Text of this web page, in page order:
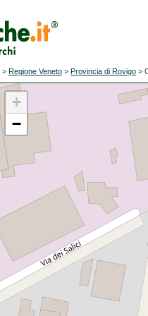
> Regione Veneto > Provincia di Rovigo >
+
−